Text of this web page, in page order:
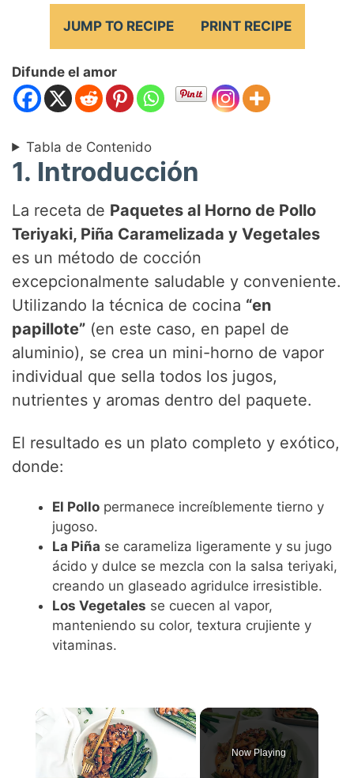
JUMP TO RECIPE PRINT RECIPE
Difunde el amor
Tabla de Contenido
1. Introducción
La receta de Paquetes al Horno de Pollo
Teriyaki, Piña Caramelizada y Vegetales
es un método de cocción
excepcionalmente saludable y conveniente.
Utilizando la técnica de cocina “en
papillote” (en este caso, en papel de
aluminio), se crea un mini-horno de vapor
individual que sella todos los jugos,
nutrientes y aromas dentro del paquete.
El resultado es un plato completo y exótico,
donde:
El Pollo permanece increíblemente tierno y
jugoso.
La Piña se carameliza ligeramente y su jugo
ácido y dulce se mezcla con la salsa teriyaki,
creando un glaseado agridulce irresistible.
Los Vegetales se cuecen al vapor,
manteniendo su color, textura crujiente y
vitaminas.
×
Now Playing